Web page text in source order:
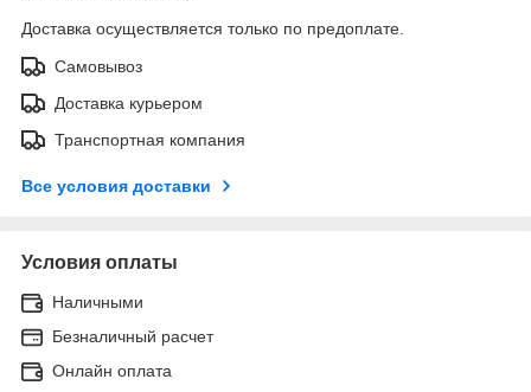
Доставка осуществляется только по предоплате.
Самовывоз
Доставка курьером
Транспортная компания
Все условия доставки
Условия оплаты
Наличными
Безналичный расчет
Онлайн оплата